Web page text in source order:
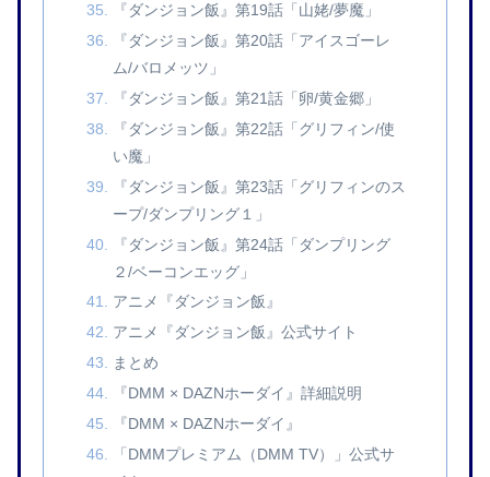
『ダンジョン飯』第19話「山姥/夢魔」
『ダンジョン飯』第20話「アイスゴーレ
ム/バロメッツ」
『ダンジョン飯』第21話「卵/黄金郷」
『ダンジョン飯』第22話「グリフィン/使
い魔」
『ダンジョン飯』第23話「グリフィンのス
ープ/ダンプリング１」
『ダンジョン飯』第24話「ダンプリング
２/ベーコンエッグ」
アニメ『ダンジョン飯』
アニメ『ダンジョン飯』公式サイト
まとめ
『DMM × DAZNホーダイ』詳細説明
『DMM × DAZNホーダイ』
「DMMプレミアム（DMM TV）」公式サ